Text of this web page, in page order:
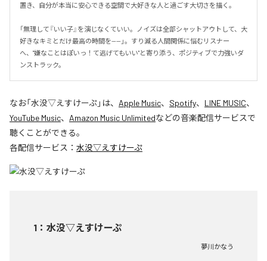
置き、自分が本当に安心できる空間で大好きな人と過ごす大切さを描く。
「無理して『いい子』を演じなくていい。ノイズは全部シャットアウトして、大
好きなキミとだけ最高の時間を——」。すり減る人間関係に悩むリスナー
へ、"嫌なことはぽいっ！て逃げてもいい"と寄り添う、ポジティブで力強いダ
ンストラック。
なお「水没▽えすけーぷ」は、 Apple Music、 Spotify、 LINE MUSIC、
YouTube Music、 Amazon Music Unlimitedなどの音楽配信サービスで
聴くことができる。
各配信サービス： 水没▽えすけーぷ
1 ： 水没▽えすけーぷ
夢川かなう